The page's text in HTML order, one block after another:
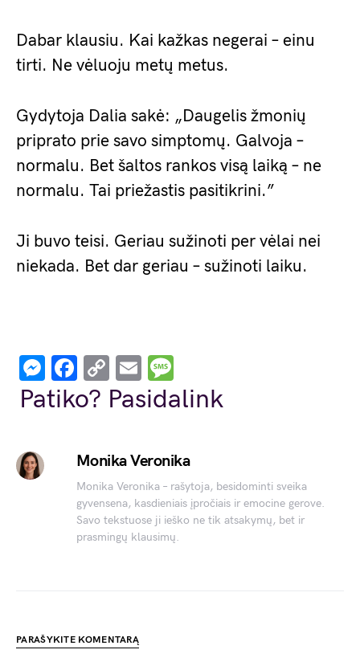
Dabar klausiu. Kai kažkas negerai – einu
tirti. Ne vėluoju metų metus.
Gydytoja Dalia sakė: „Daugelis žmonių
priprato prie savo simptomų. Galvoja –
normalu. Bet šaltos rankos visą laiką – ne
normalu. Tai priežastis pasitikrini.”
Ji buvo teisi. Geriau sužinoti per vėlai nei
niekada. Bet dar geriau – sužinoti laiku.
Messenger
Facebook
Copy
Link
Email
Patiko? Pasidalink
Monika Veronika
Monika Veronika – rašytoja, besidominti sveika
gyvensena, kasdieniais įpročiais ir emocine gerove.
Savo tekstuose ji ieško ne tik atsakymų, bet ir
prasmingų klausimų.
PARAŠYKITE KOMENTARĄ